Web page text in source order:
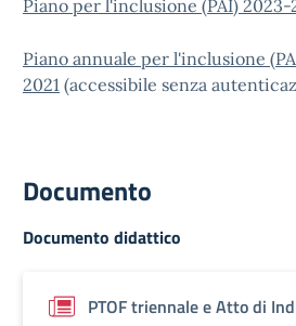
Piano per l'inclusione (PAI)
Piano annuale per l'inclusione
2021 (accessibile senza
Documento
Documento didattico
PTOF triennale e Atto di